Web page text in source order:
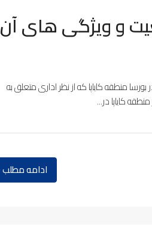
و ویژگی های آن
بورسا منطقه کایاپا که از نظر اداری متعلق به
کایاپا در...
ادامه مطلب